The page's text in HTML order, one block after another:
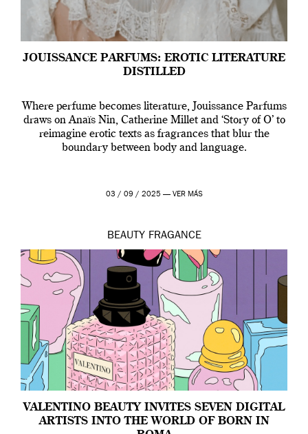
JOUISSANCE PARFUMS: EROTIC LITERATURE
DISTILLED
Where perfume becomes literature, Jouissance Parfums
draws on Anaïs Nin, Catherine Millet and ‘Story of O’ to
reimagine erotic texts as fragrances that blur the
boundary between body and language.
03 / 09 / 2025 — VER MÁS
BEAUTY FRAGANCE
VALENTINO BEAUTY INVITES SEVEN DIGITAL
ARTISTS INTO THE WORLD OF BORN IN